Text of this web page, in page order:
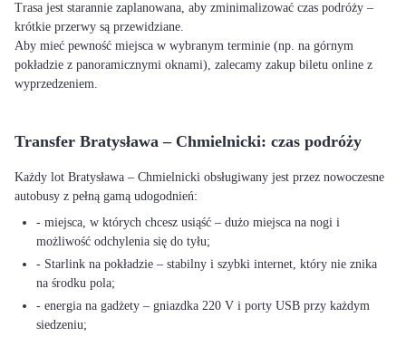
Trasa jest starannie zaplanowana, aby zminimalizować czas podróży –
krótkie przerwy są przewidziane.
Aby mieć pewność miejsca w wybranym terminie (np. na górnym
pokładzie z panoramicznymi oknami), zalecamy zakup biletu online z
wyprzedzeniem.
Transfer Bratysława – Chmielnicki: czas podróży
Każdy lot Bratysława – Chmielnicki obsługiwany jest przez nowoczesne
autobusy z pełną gamą udogodnień:
- miejsca, w których chcesz usiąść – dużo miejsca na nogi i
możliwość odchylenia się do tyłu;
- Starlink na pokładzie – stabilny i szybki internet, który nie znika
na środku pola;
- energia na gadżety – gniazdka 220 V i porty USB przy każdym
siedzeniu;